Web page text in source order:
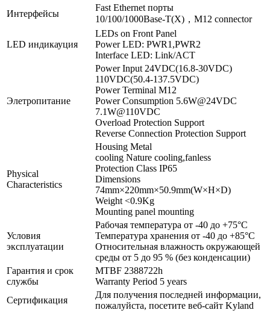
Интерфейсы
Fast Ethernet порты
10/100/1000Base-T(X)，M12 connector
LED индикауция
LEDs on Front Panel
Power LED: PWR1,PWR2
Interface LED: Link/ACT
Элетропитание
Power Input 24VDC(16.8-30VDC)
110VDC(50.4-137.5VDC)
Power Terminal M12
Power Consumption 5.6W@24VDC
7.1W@110VDC
Overload Protection Support
Reverse Connection Protection Support
Physical
Characteristics
Housing Metal
cooling Nature cooling,fanless
Protection Class IP65
Dimensions
74mm×220mm×50.9mm(W×H×D)
Weight <0.9Kg
Mounting panel mounting
Условия
эксплуатации
Рабочая температура от -40 до +75°C
Температура хранения от -40 до +85°C
Относительная влажность окружающей
среды от 5 до 95 % (без конденсации)
Гарантия и срок
службы
MTBF 2388722h
Warranty Period 5 years
Сертификация
Для получения последней информации,
пожалуйста, посетите веб-сайт Kyland